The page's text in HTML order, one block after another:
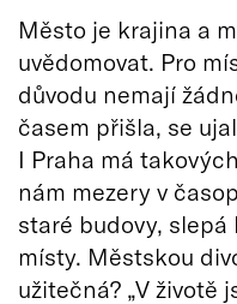
Město je krajina a
uvědomovat. Pro
důvodu nemají
časem přišla, se
I Praha má
nám mezery v
staré budovy,
místy. Městskou
užitečná? „V životě